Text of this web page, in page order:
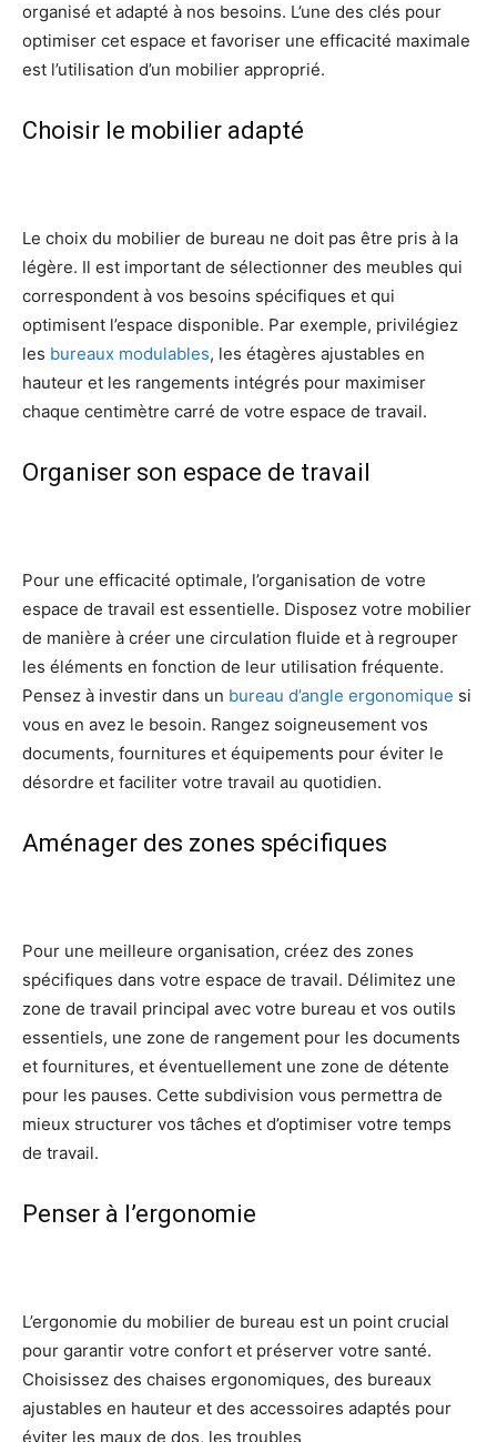
organisé et adapté à nos besoins. L’une des clés pour
optimiser cet espace et favoriser une efficacité maximale
est l’utilisation d’un mobilier approprié.
Choisir le mobilier adapté
Le choix du mobilier de bureau ne doit pas être pris à la
légère. Il est important de sélectionner des meubles qui
correspondent à vos besoins spécifiques et qui
optimisent l’espace disponible. Par exemple, privilégiez
les bureaux modulables, les étagères ajustables en
hauteur et les rangements intégrés pour maximiser
chaque centimètre carré de votre espace de travail.
Organiser son espace de travail
Pour une efficacité optimale, l’organisation de votre
espace de travail est essentielle. Disposez votre mobilier
de manière à créer une circulation fluide et à regrouper
les éléments en fonction de leur utilisation fréquente.
Pensez à investir dans un bureau d’angle ergonomique si
vous en avez le besoin. Rangez soigneusement vos
documents, fournitures et équipements pour éviter le
désordre et faciliter votre travail au quotidien.
Aménager des zones spécifiques
Pour une meilleure organisation, créez des zones
spécifiques dans votre espace de travail. Délimitez une
zone de travail principal avec votre bureau et vos outils
essentiels, une zone de rangement pour les documents
et fournitures, et éventuellement une zone de détente
pour les pauses. Cette subdivision vous permettra de
mieux structurer vos tâches et d’optimiser votre temps
de travail.
Penser à l’ergonomie
L’ergonomie du mobilier de bureau est un point crucial
pour garantir votre confort et préserver votre santé.
Choisissez des chaises ergonomiques, des bureaux
ajustables en hauteur et des accessoires adaptés pour
éviter les maux de dos, les troubles